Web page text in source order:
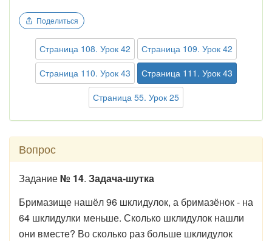
Поделиться
Страница 108. Урок 42
Страница 109. Урок 42
Страница 110. Урок 43
Страница 111. Урок 43
Страница 55. Урок 25
Вопрос
Задание№ 14. Задача-шутка
Бримазище нашёл 96 шклидулок, а бримазёнок - на
64 шклидулки меньше. Сколько шклидулок нашли
они вместе? Во сколько раз больше шклидулок